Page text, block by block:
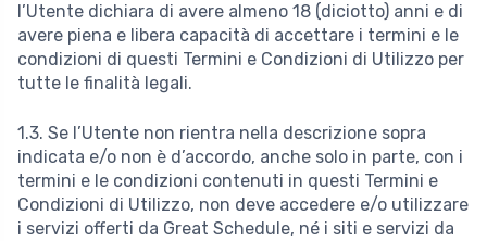
l’Utente dichiara di avere almeno 18 (diciotto) anni e di
avere piena e libera capacità di accettare i termini e le
condizioni di questi Termini e Condizioni di Utilizzo per
tutte le finalità legali.
1.3. Se l’Utente non rientra nella descrizione sopra
indicata e/o non è d’accordo, anche solo in parte, con i
termini e le condizioni contenuti in questi Termini e
Condizioni di Utilizzo, non deve accedere e/o utilizzare
i servizi offerti da Great Schedule, né i siti e servizi da